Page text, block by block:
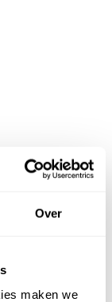
Over
maken we